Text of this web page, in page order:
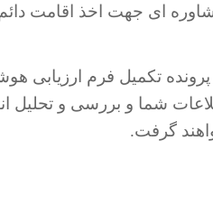
ای جهت اخذ اقامت دائم
پرونده تکمیل فرم
شما و بررسی و
گرفت.